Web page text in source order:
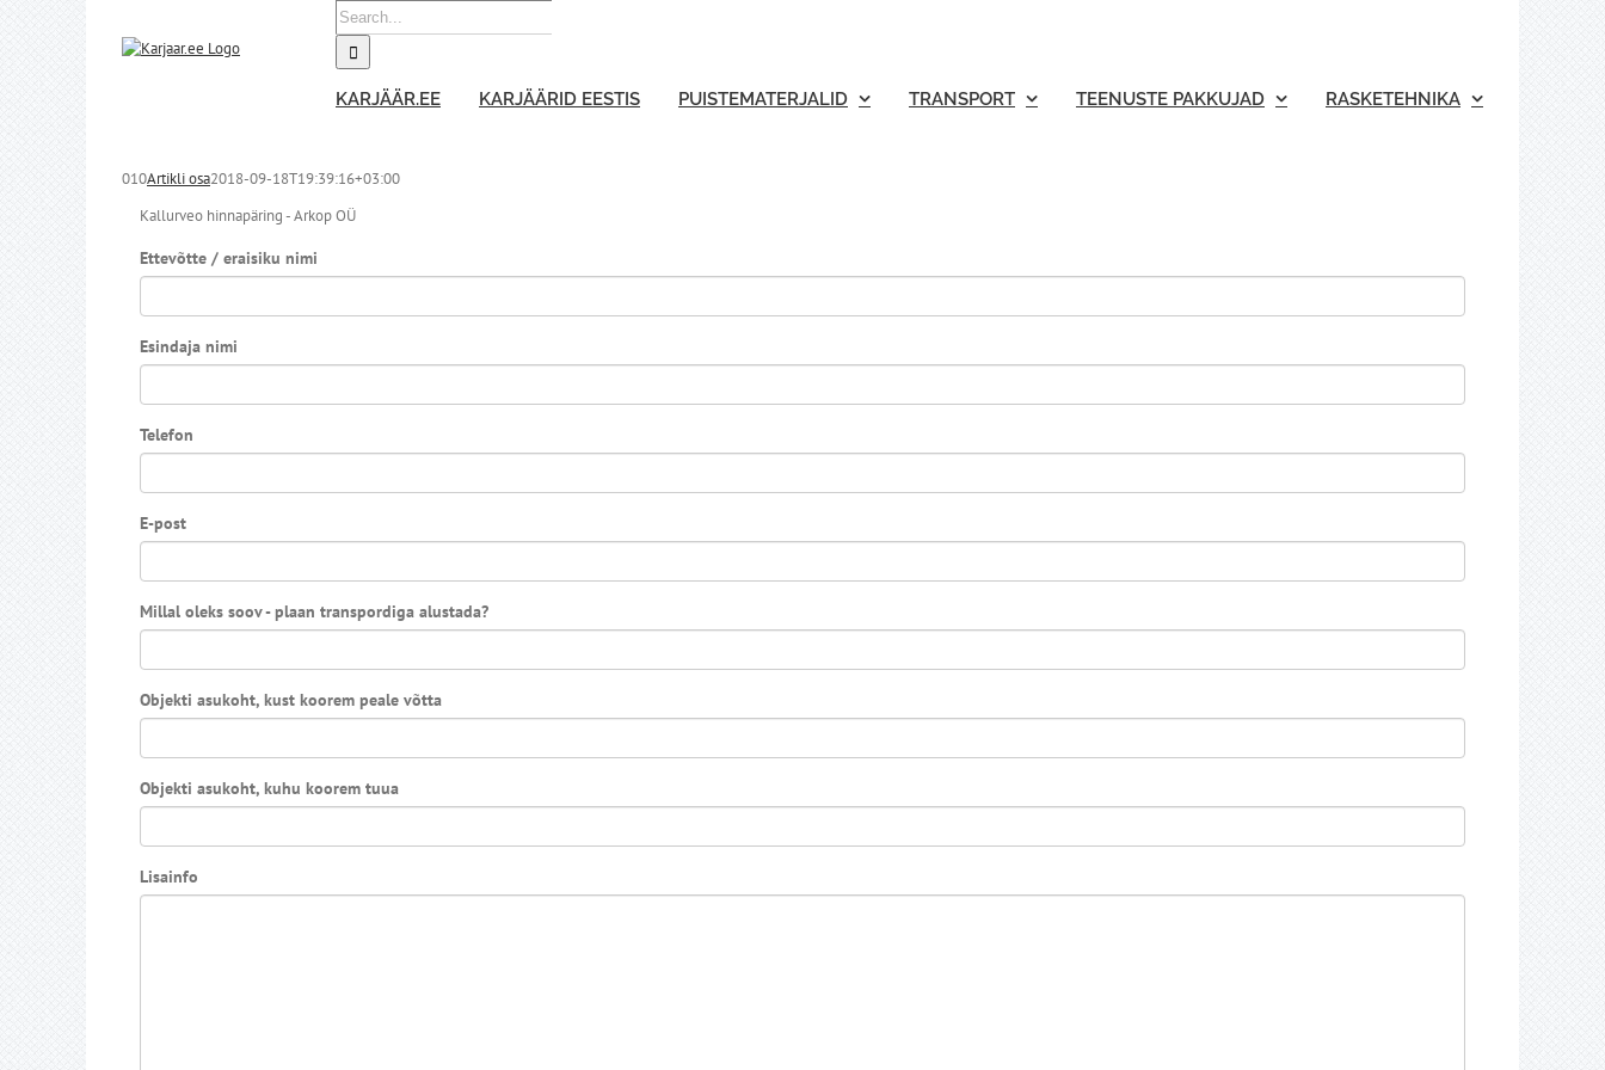
Search
for:
KARJÄÄR.EE KARJÄÄRID EESTIS PUISTEMATERJALID TRANSPORT TEENUSTE PAKKUJAD RASKETEHNIKA
010Artikli osa2018-09-18T19:39:16+03:00
Kallurveo hinnapäring - Arkop OÜ
Ettevõtte / eraisiku nimi
Esindaja nimi
Telefon
E-post
Millal oleks soov - plaan transpordiga alustada?
Objekti asukoht, kust koorem peale võtta
Objekti asukoht, kuhu koorem tuua
Lisainfo